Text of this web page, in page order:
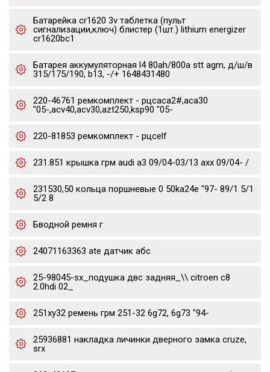
Батарейка cr1620 3v таблетка (пульт
сигнализации,ключ) блистер (1шт.) lithium energizer
cr1620bc1
Батарея аккумуляторная l4 80ah/800a stt agm, д/ш/в
315/175/190, b13, -/+ 1648431480
220-46761 ремкомплект - рцсaca2#,aca30
"05-,acv40,acv30,azt250,ksp90 "05-
220-81853 ремкомплект - рцсelf
231.851 крышка грм audi a3 09/04-03/13 axx 09/04- /
231530,50 кольца поршневые 0 50ka24e "97- 89/1 5/1
5/2 8
Бводной ремня г
24071163363 ate датчик абс
25-98045-sx_подушка двс задняя_\\ citroen c8
2.0hdi 02_
251xy32 ремень грм 251-32 6g72, 6g73 "94-
25936881 накладка личинки дверного замка cruze,
srx